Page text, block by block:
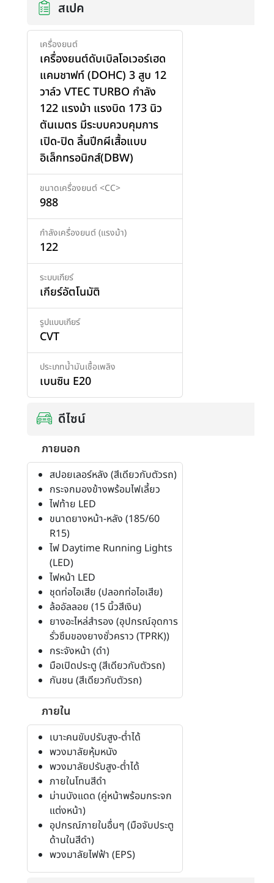
เพิ่มสินค้า
สเปค
เครื่องยนต์
เครื่องยนต์ดับเบิลโอเวอร์เฮด
แคมชาฟท์ (DOHC) 3 สูบ 12
วาล์ว VTEC TURBO กำลัง
122 แรงม้า แรงบิด 173 นิว
ตันเมตร มีระบบควบคุมการ
เปิด-ปิด ลิ้นปีกผีเสื้อแบบ
อิเล็กทรอนิกส์(DBW)
ขนาดเครื่องยนต์ <CC>
988
กำลังเครื่องยนต์ (แรงม้า)
122
ระบบเกียร์
เกียร์อัตโนมัติ
รูปแบบเกียร์
CVT
ประเภทน้ำมันเชื้อเพลิง
เบนซิน E20
ดีไซน์
ภายนอก
สปอยเลอร์หลัง (สีเดียวกับตัวรถ)
กระจกมองข้างพร้อมไฟเลี้ยว
ไฟท้าย LED
ขนาดยางหน้า-หลัง (185/60
R15)
ไฟ Daytime Running Lights
(LED)
ไฟหน้า LED
ชุดท่อไอเสีย (ปลอกท่อไอเสีย)
ล้ออัลลอย (15 นิ้วสีเงิน)
ยางอะไหล่สำรอง (อุปกรณ์อุดการ
รั่วซึมของยางชั่วคราว (TPRK))
กระจังหน้า (ดำ)
มือเปิดประตู (สีเดียวกับตัวรถ)
กันชน (สีเดียวกับตัวรถ)
ภายใน
เบาะคนขับปรับสูง-ต่ำได้
พวงมาลัยหุ้มหนัง
พวงมาลัยปรับสูง-ต่ำได้
ภายในโทนสีดำ
ม่านบังแดด (คู่หน้าพร้อมกระจก
แต่งหน้า)
อุปกรณ์ภายในอื่นๆ (มือจับประตู
ด้านในสีดำ)
พวงมาลัยไฟฟ้า (EPS)